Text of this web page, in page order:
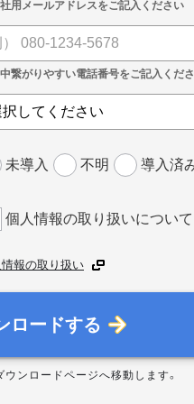
未導入 不明 導入済
個人情報の取り扱いについて
報の取り扱い
ロードする
ウンロードページへ移動します。